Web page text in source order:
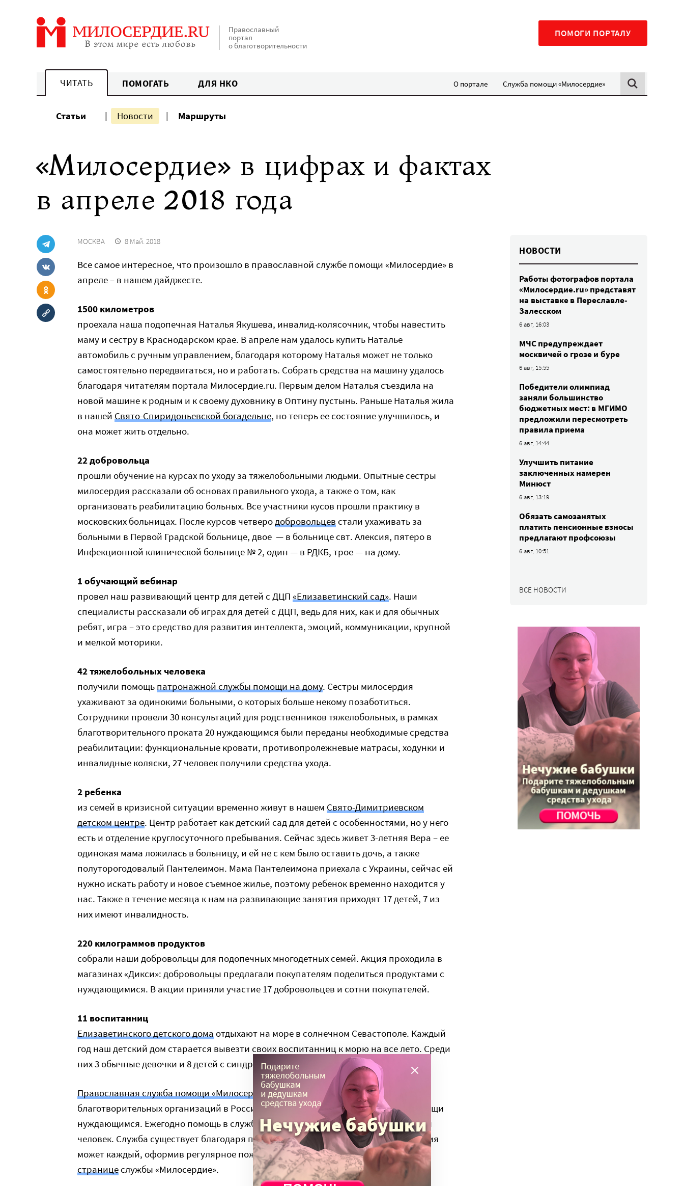
Православный
портал
о благотворительности
ПОМОГИ ПОРТАЛУ
ЧИТАТЬ ПОМОГАТЬ ДЛЯ НКО О портале Служба помощи «Милосердие»
Статьи Новости Маршруты
«Милосердие» в цифрах и фактах
в апреле 2018 года
МОСКВА 8 Май. 2018
Все самое интересное, что произошло в православной службе помощи «Милосердие» в
апреле – в нашем дайджесте.
1500 километров
проехала наша подопечная Наталья Якушева, инвалид-колясочник, чтобы навестить
маму и сестру в Краснодарском крае. В апреле нам удалось купить Наталье
автомобиль с ручным управлением, благодаря которому Наталья может не только
самостоятельно передвигаться, но и работать. Собрать средства на машину удалось
благодаря читателям портала Милосердие.ru. Первым делом Наталья съездила на
новой машине к родным и к своему духовнику в Оптину пустынь. Раньше Наталья жила
в нашей Свято-Спиридоньевской богадельне, но теперь ее состояние улучшилось, и
она может жить отдельно.
22 добровольца
прошли обучение на курсах по уходу за тяжелобольными людьми. Опытные сестры
милосердия рассказали об основах правильного ухода, а также о том, как
организовать реабилитацию больных. Все участники кусов прошли практику в
московских больницах. После курсов четверодобровольцевстали ухаживать за
больными в Первой Градской больнице, двое — в больнице свт. Алексия, пятеро в
Инфекционной клинической больнице № 2, один — в РДКБ, трое — на дому.
1 обучающий вебинар
провел наш развивающий центр для детей с ДЦП «Елизаветинский сад». Наши
специалисты рассказали об играх для детей с ДЦП, ведь для них, как и для обычных
ребят, игра – это средство для развития интеллекта, эмоций, коммуникации, крупной
и мелкой моторики.
42 тяжелобольных человека
получили помощьпатронажной службы помощи на дому. Сестры милосердия
ухаживают за одинокими больными, о которых больше некому позаботиться.
Сотрудники провели 30 консультаций для родственников тяжелобольных, в рамках
благотворительного проката 20 нуждающимся были переданы необходимые средства
реабилитации: функциональные кровати, противопролежневые матрасы, ходунки и
инвалидные коляски, 27 человек получили средства ухода.
2 ребенка
из семей в кризисной ситуации временно живут в нашем Свято-Димитриевском
детском центре. Центр работает как детский сад для детей с особенностями, но у него
есть и отделение круглосуточного пребывания. Сейчас здесь живет 3-летняя Вера – ее
одинокая мама ложилась в больницу, и ей не с кем было оставить дочь, а также
полуторогодовалый Пантелеимон. Мама Пантелеимона приехала с Украины, сейчас ей
нужно искать работу и новое съемное жилье, поэтому ребенок временно находится у
нас. Также в течение месяца к нам на развивающие занятия приходят 17 детей, 7 из
них имеют инвалидность.
220 килограммов продуктов
собрали наши добровольцы для подопечных многодетных семей. Акция проходила в
магазинах «Дикси»: добровольцы предлагали покупателям поделиться продуктами с
нуждающимися. В акции приняли участие 17 добровольцев и сотни покупателей.
11 воспитанниц
Елизаветинского детского домаотдыхают на море в солнечном Севастополе. Каждый
год наш детский дом старается вывезти своих воспитанниц к морю на все лето. Среди
них 3 обычные девочки и 8 детей с синдромом Дауна.
Православная служба помощи «Милосердие»— это одна из крупнейших
благотворительных организаций в России, которая объединяет 27 проектов помощи
нуждающимся. Ежегодно помощь в службе «Милосердие» получают десятки тысяч
человек. Служба существует благодаря пожертвованиям. Стать Другом милосердия
может каждый, оформив регулярное пожертвование наспециальной
страницеслужбы «Милосердие».
НОВОСТИ
Работы фотографов портала
«Милосердие.ru» представят
на выставке в Переславле-
Залесском
6 авг, 16:03
МЧС предупреждает
москвичей о грозе и буре
6 авг, 15:55
Победители олимпиад
заняли большинство
бюджетных мест: в МГИМО
предложили пересмотреть
правила приема
6 авг, 14:44
Улучшить питание
заключенных намерен
Минюст
6 авг, 13:19
Обязать самозанятых
платить пенсионные взносы
предлагают профсоюзы
6 авг, 10:51
ВСЕ НОВОСТИ